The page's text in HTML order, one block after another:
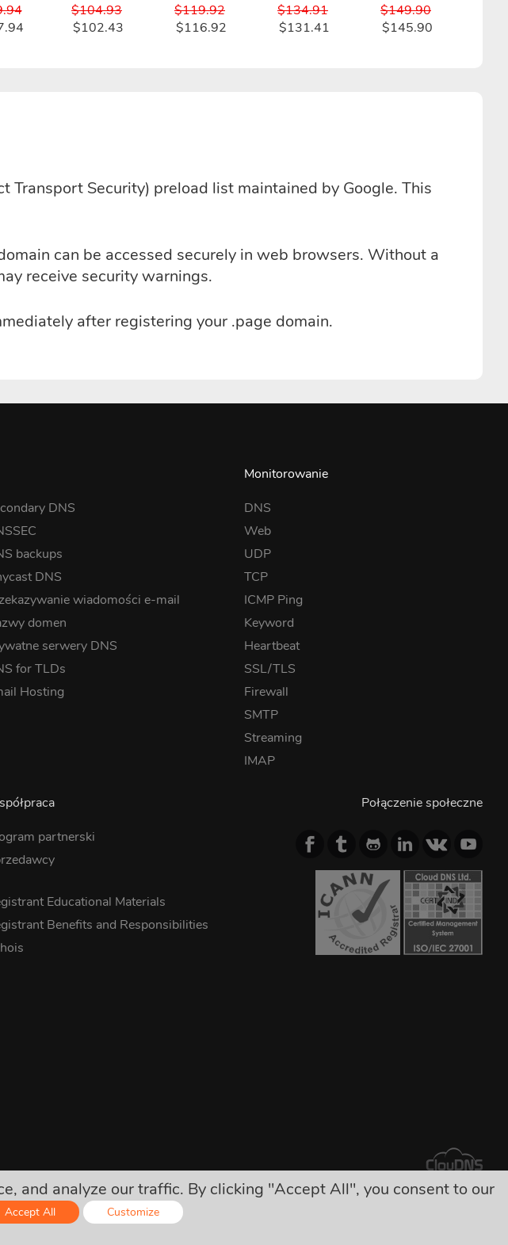
$104.93
$102.43
$119.92
$116.92
$134.91
$131.41
$149.90
$145.90
Transport Security) preload list maintained by Google. This
can be accessed securely in web browsers. Without a
receive security warnings.
after registering your .page domain.
DNS
backups
DNS
wiadomości e-mail
domen
serwery DNS
for TLDs
Hosting
Monitorowanie
DNS
Web
UDP
TCP
ICMP Ping
Keyword
Heartbeat
SSL/TLS
Firewall
SMTP
Streaming
IMAP
partnerski
Educational Materials
Benefits and Responsibilities
Połączenie społeczne
podatki. Żadnych dodatkowych ukrytych opłat!
and analyze our traffic. By clicking "Accept All", you consent to our
Accept All Customize